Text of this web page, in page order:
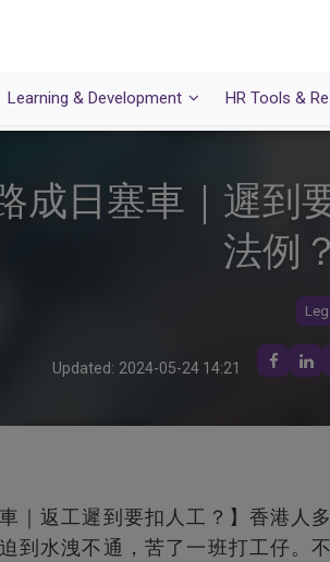
Learning & Development HR Tools &
成日塞車｜遲
法例
Updated: 2024-05-24 14:21
｜返工遲到要扣人工？】香港人
到水洩不通，苦了一班打工仔。